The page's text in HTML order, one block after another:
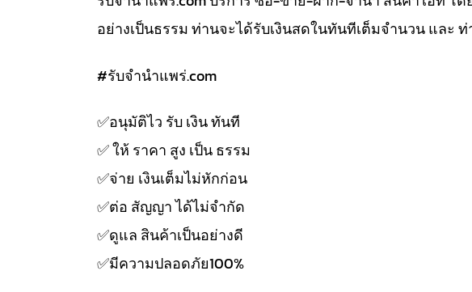
อย่างเป็นธรรม ท่านจะได้รับเงินสดในทันทีเต็มจำนวน และ
#รับจํานําแพร่.com
✅️อนุมัติไว รับ เงิน ทันที
✅️ ให้ ราคา สูง เป็น ธรรม
✅️จ่าย เงินเต็มไม่หักก่อน
✅️ต่อ สัญญา ได้ไม่จำกัด
✅️ดูแล สินค้าเป็นอย่างดี
✅️มีความปลอดภัย100%